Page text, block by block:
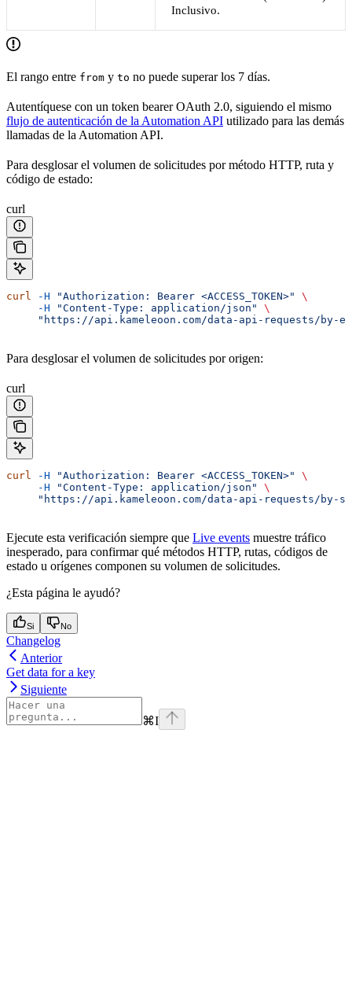
Inclusivo.
El rango entre from y to no puede superar los 7 días.
Autentíquese con un token bearer OAuth 2.0, siguiendo el mismo
flujo de autenticación de la Automation API utilizado para las demás
llamadas de la Automation API.
Para desglosar el volumen de solicitudes por método HTTP, ruta y
código de estado:
curl
curl -H "Authorization: Bearer <ACCESS_TOKEN>"
\
     -H
"Content-Type: application/json"
\
"https://api.kameleoon.com/data-api-requests/by-
Para desglosar el volumen de solicitudes por origen:
curl
curl -H "Authorization: Bearer <ACCESS_TOKEN>"
\
     -H
"Content-Type: application/json"
\
"https://api.kameleoon.com/data-api-requests/by-
Ejecute esta verificación siempre que Live events muestre tráfico
inesperado, para confirmar qué métodos HTTP, rutas, códigos de
estado u orígenes componen su volumen de solicitudes.
¿Esta página le ayudó?
Si No
Changelog
Anterior
Get data for a key
Siguiente
⌘I